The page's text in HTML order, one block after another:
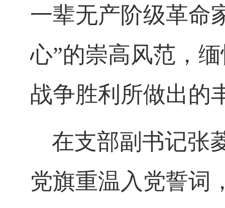
一辈无产阶级革命
心”的崇高风范，
战争胜利所做出的
在支部副书记张
党旗重温入党誓词